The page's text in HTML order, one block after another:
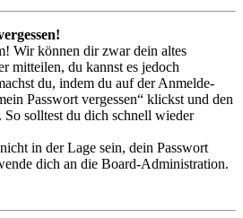
Wir können dir zwar dein altes
mitteilen, du kannst es jedoch
du, indem du auf der Anmelde-
Passwort vergessen“ klickst und den
solltest du dich schnell wieder
in der Lage sein, dein Passwort
dich an die Board-Administration.